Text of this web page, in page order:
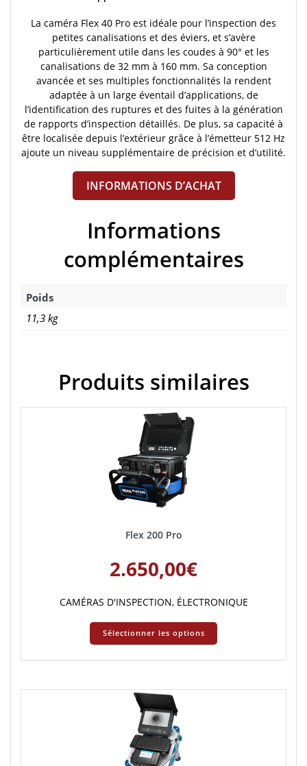
La caméra Flex 40 Pro est idéale pour l’inspection des
petites canalisations et des éviers, et s’avère
particulièrement utile dans les coudes à 90° et les
canalisations de 32 mm à 160 mm. Sa conception
avancée et ses multiples fonctionnalités la rendent
adaptée à un large éventail d’applications, de
l’identification des ruptures et des fuites à la génération
de rapports d’inspection détaillés. De plus, sa capacité à
être localisée depuis l’extérieur grâce à l’émetteur 512 Hz
ajoute un niveau supplémentaire de précision et d’utilité.
INFORMATIONS D’ACHAT
Informations
complémentaires
Poids
11,3 kg
Produits similaires
Flex 200 Pro
2.650,00€
CAMÉRAS D'INSPECTION, ÉLECTRONIQUE
Sélectionner les options